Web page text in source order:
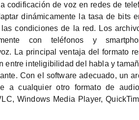
codificación de voz en redes de
dinámicamente la tasa de bits
condiciones de la red. Los
con teléfonos y
La principal ventaja del formato
entre inteligibilidad del habla y
Con el software adecuado, un
a cualquier otro formato de
Windows Media Player,